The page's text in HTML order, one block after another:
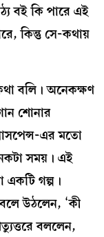
বই কি পারে এই
কিন্তু সে-কথায়
বলি। অনেকক্ষণ
শোনার
এর মতো
সময়। এই
গল্প।
উঠলেন, ‘কী
বললেন,